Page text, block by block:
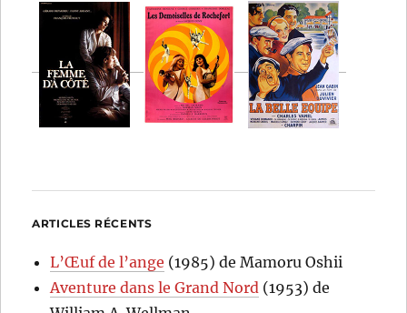
ARTICLES RÉCENTS
L’Œuf de l’ange (1985) de Mamoru Oshii
Aventure dans le Grand Nord (1953) de